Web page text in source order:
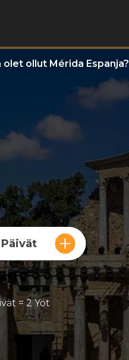
ollut Mérida Espanja?
= 2 Yöt